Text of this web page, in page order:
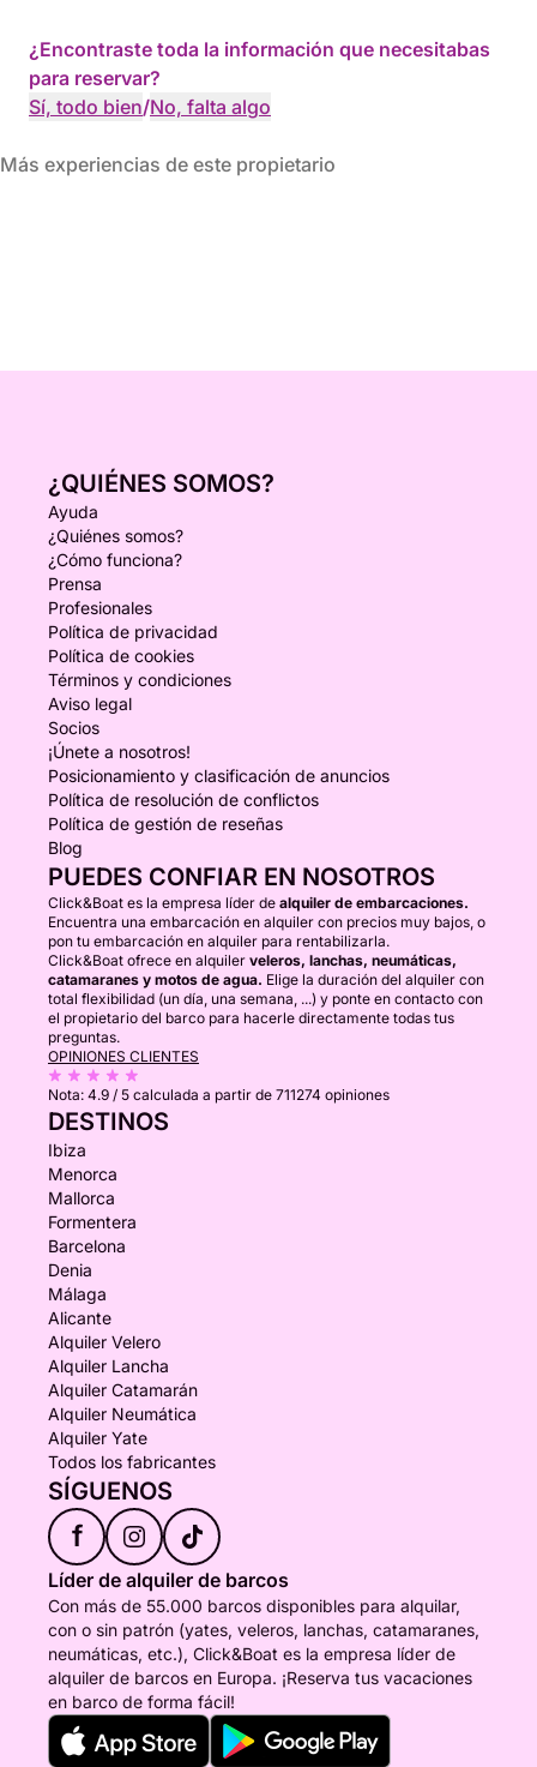
¿Encontraste toda la información que necesitabas
para reservar?
Sí, todo bien/No, falta algo
Más experiencias de este propietario
¿QUIÉNES SOMOS?
Ayuda
¿Quiénes somos?
¿Cómo funciona?
Prensa
Profesionales
Política de privacidad
Política de cookies
Términos y condiciones
Aviso legal
Socios
¡Únete a nosotros!
Posicionamiento y clasificación de anuncios
Política de resolución de conflictos
Política de gestión de reseñas
Blog
PUEDES CONFIAR EN NOSOTROS
Click&Boat es la empresa líder de alquiler de embarcaciones.
Encuentra una embarcación en alquiler con precios muy bajos, o
pon tu embarcación en alquiler para rentabilizarla.
Click&Boat ofrece en alquiler veleros, lanchas, neumáticas,
catamaranes y motos de agua. Elige la duración del alquiler con
total flexibilidad (un día, una semana, ...) y ponte en contacto con
el propietario del barco para hacerle directamente todas tus
preguntas.
OPINIONES CLIENTES
Nota: 4.9 / 5 calculada a partir de 711274 opiniones
DESTINOS
Ibiza
Menorca
Mallorca
Formentera
Barcelona
Denia
Málaga
Alicante
Alquiler Velero
Alquiler Lancha
Alquiler Catamarán
Alquiler Neumática
Alquiler Yate
Todos los fabricantes
SÍGUENOS
f
Líder de alquiler de barcos
Con más de 55.000 barcos disponibles para alquilar,
con o sin patrón (yates, veleros, lanchas, catamaranes,
neumáticas, etc.), Click&Boat es la empresa líder de
alquiler de barcos en Europa. ¡Reserva tus vacaciones
en barco de forma fácil!